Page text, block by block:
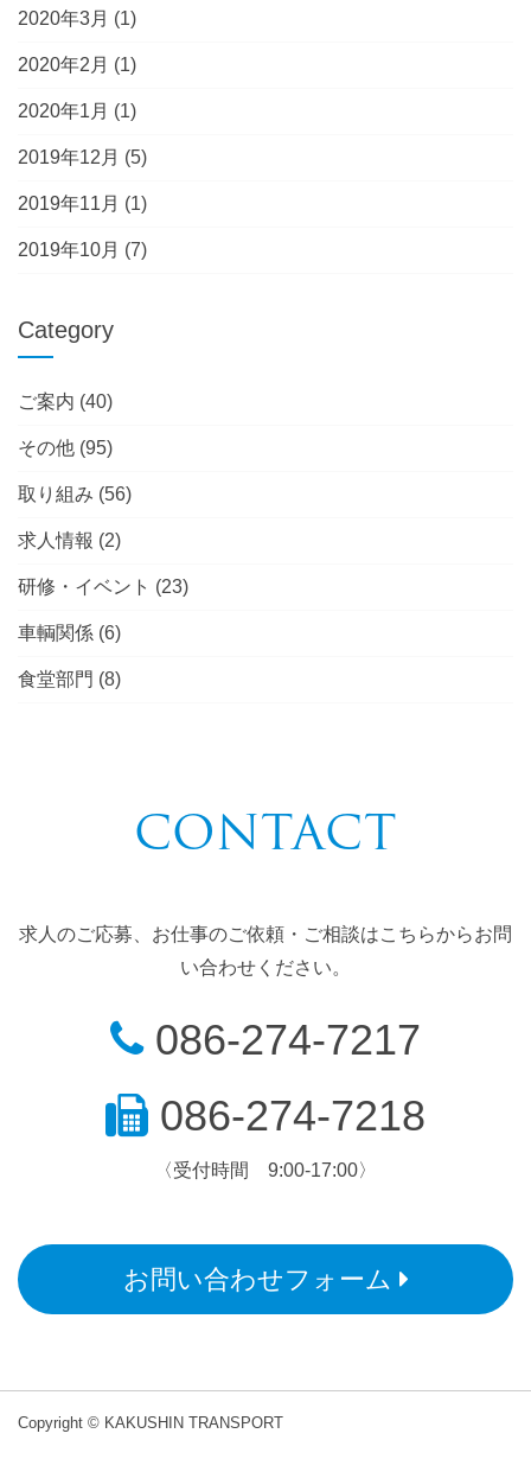
2020年3月 (1)
2020年2月 (1)
2020年1月 (1)
2019年12月 (5)
2019年11月 (1)
2019年10月 (7)
Category
ご案内 (40)
その他 (95)
取り組み (56)
求人情報 (2)
研修・イベント (23)
車輌関係 (6)
食堂部門 (8)
CONTACT
求人のご応募、お仕事のご依頼・ご相談はこちらからお問
い合わせください。
086-274-7217
086-274-7218
〈受付時間 9:00-17:00〉
お問い合わせフォーム
Copyright © KAKUSHIN TRANSPORT